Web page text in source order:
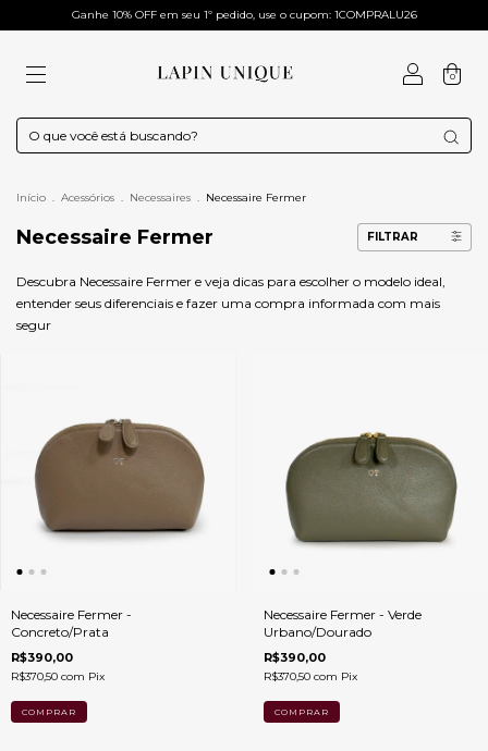
Ganhe 10% OFF em seu 1º pedido, use o cupom: 1COMPRALU26
0
Início . Acessórios . Necessaires . Necessaire Fermer
Necessaire Fermer FILTRAR
Descubra Necessaire Fermer e veja dicas para escolher o modelo ideal,
entender seus diferenciais e fazer uma compra informada com mais
segur
Necessaire Fermer -
Concreto/Prata
R$390,00
R$370,50 com Pix
Necessaire Fermer - Verde
Urbano/Dourado
R$390,00
R$370,50 com Pix